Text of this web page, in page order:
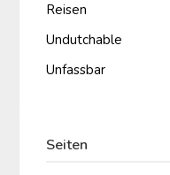
Reisen
Undutchable
Unfassbar
Seiten